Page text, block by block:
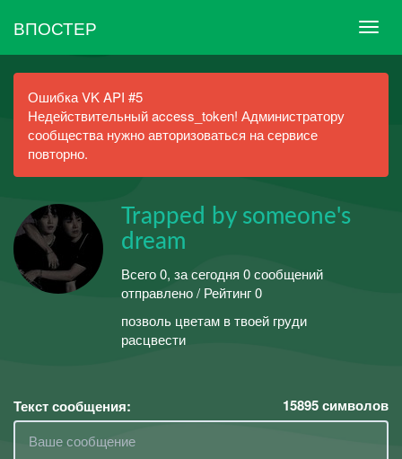
ВПОСТЕР
Ошибка VK API #5
Недействительный access_token! Администратору
сообщества нужно авторизоваться на сервисе
повторно.
Trapped by someone's
dream
Всего 0, за сегодня 0 сообщений
отправлено / Рейтинг 0
позволь цветам в твоей груди
расцвести
Текст сообщения: 15895символов